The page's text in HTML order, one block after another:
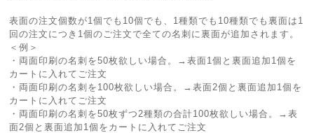
表面の注文個数が1個でも10個でも、1種類でも10種類でも裏面は1
回の注文につき1個のご注文で全ての名刺に裏面が追加されます。
＜例＞
・両面印刷の名刺を50枚欲しい場合。→表面1個と裏面追加1個を
カートに入れてご注文
・両面印刷の名刺を100枚欲しい場合。→表面2個と裏面追加1個を
カートに入れてご注文
・両面印刷の名刺を50枚ずつ2種類の合計100枚欲しい場合。→表
面2個と裏面追加1個をカートに入れてご注文